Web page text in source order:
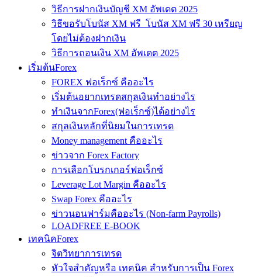
วิธีการฝากเงินบัญชี XM อัพเดต 2025
วิธีขอรับโบนัส XM ฟรี โบนัส XM ฟรี 30 เหรียญ
โดยไม่ต้องฝากเงิน
วิธีการถอนเงิน XM อัพเดต 2025
เริ่มต้นForex
FOREX ฟอเร็กซ์ คืออะไร
เริ่มต้นอยากเทรดสกุลเงินทำอย่างไร
ทำเงินจากForex(ฟอเร็กซ์)ได้อย่างไร
สกุลเงินหลักที่นิยมในการเทรด
Money management คืออะไร
ข่าวจาก Forex Factory
การเลือกโบรกเกอร์ฟอเร็กซ์
Leverage Lot Margin คืออะไร
Swap Forex คืออะไร
ข่าวนอนฟาร์มคืออะไร (Non-farm Payrolls)
LOADFREE E-BOOK
เทคนิคForex
จิตวิทยาการเทรด
หัวใจสำคัญหรือ เทคนิค สำหรับการเป็น Forex